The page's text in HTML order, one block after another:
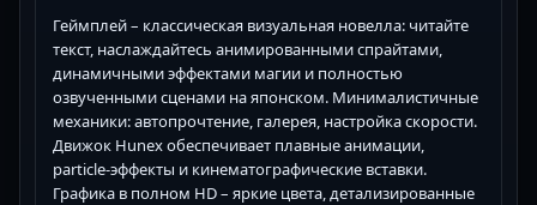
Геймплей – классическая визуальная новелла: читайте
текст, наслаждайтесь анимированными спрайтами,
динамичными эффектами магии и полностью
озвученными сценами на японском. Минималистичные
механики: автопрочтение, галерея, настройка скорости.
Движок Hunex обеспечивает плавные анимации,
particle-эффекты и кинематографические вставки.
Графика в полном HD – яркие цвета, детализированные